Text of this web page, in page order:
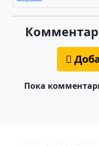
Пока